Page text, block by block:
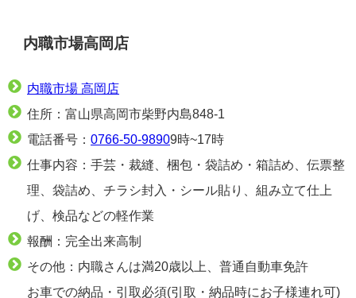
内職市場高岡店
内職市場 高岡店
住所：富山県高岡市柴野内島848-1
電話番号： 0766-50-98909時~17時
仕事内容：手芸・裁縫、梱包・袋詰め・箱詰め、伝票整
理、袋詰め、チラシ封入・シール貼り、組み立て仕上
げ、検品などの軽作業
報酬：完全出来高制
その他：内職さんは満20歳以上、普通自動車免許
お車での納品・引取必須(引取・納品時にお子様連れ可)